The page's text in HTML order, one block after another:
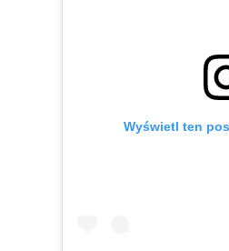
Wyświetl ten